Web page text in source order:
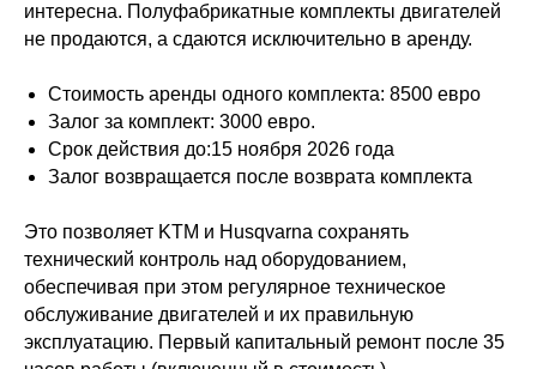
интересна. Полуфабрикатные комплекты двигателей
не продаются, а сдаются исключительно в аренду.
Стоимость аренды одного комплекта: 8500 евро
Залог за комплект: 3000 евро.
Срок действия до:15 ноября 2026 года
Залог возвращается после возврата комплекта
Это позволяет KTM и Husqvarna сохранять
технический контроль над оборудованием,
обеспечивая при этом регулярное техническое
обслуживание двигателей и их правильную
эксплуатацию. Первый капитальный ремонт после 35